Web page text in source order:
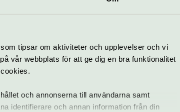
tipsar om aktiviteter och upplevelser och vi
vår webbplats för att ge dig en bra funktionalitet
och annonserna till användarna samt
identifierare och annan information från din